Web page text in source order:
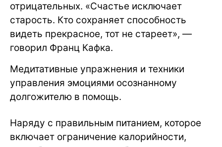
отрицательных. «Счастье исключает
старость. Кто сохраняет способность
видеть прекрасное, тот не стареет», —
говорил Франц Кафка.
Медитативные упражнения и техники
управления эмоциями осознанному
долгожителю в помощь.
Наряду с правильным питанием, которое
включает ограничение калорийности,